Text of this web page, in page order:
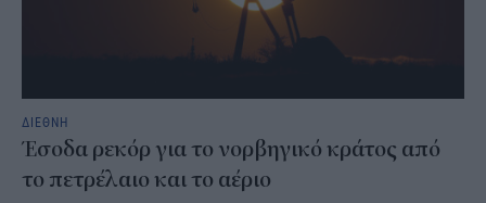
ΔΙΕΘΝΗ
Έσοδα ρεκόρ για το νορβηγικό κράτος από
το πετρέλαιο και το αέριο